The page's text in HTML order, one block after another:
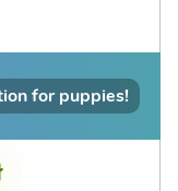
for puppies!